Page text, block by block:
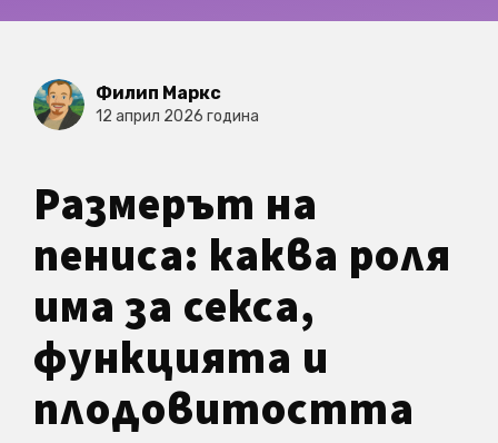
Филип Маркс
12 април 2026 година
Размерът на
пениса: каква роля
има за секса,
функцията и
плодовитостта